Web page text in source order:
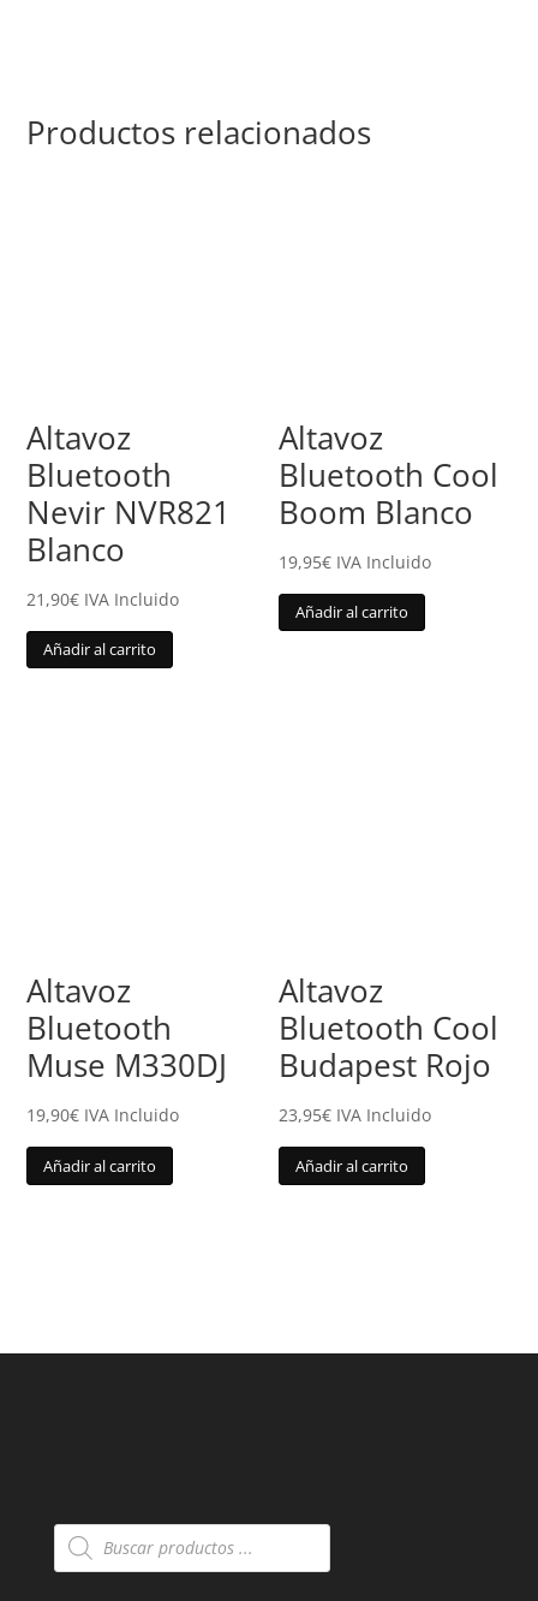
Productos relacionados
Altavoz
Bluetooth
Nevir NVR821
Blanco
21,90€ IVA Incluido
Añadir al carrito
Altavoz
Bluetooth Cool
Boom Blanco
19,95€ IVA Incluido
Añadir al carrito
Altavoz
Bluetooth
Muse M330DJ
19,90€ IVA Incluido
Añadir al carrito
Altavoz
Bluetooth Cool
Budapest Rojo
23,95€ IVA Incluido
Añadir al carrito
Búsqueda